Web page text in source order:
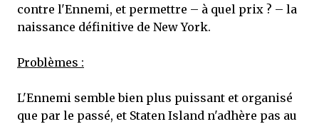
contre l'Ennemi, et permettre – à quel prix ? – la
naissance définitive de New York.
Problèmes :
L'Ennemi semble bien plus puissant et organisé
que par le passé, et Staten Island n'adhère pas au